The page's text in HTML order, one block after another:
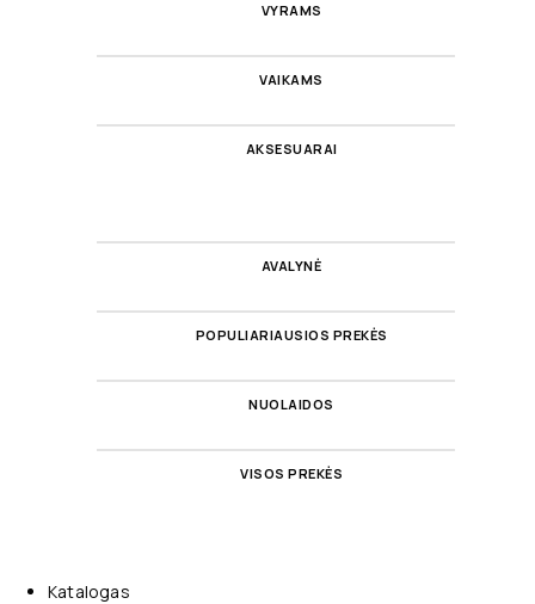
VYRAMS
VAIKAMS
AKSESUARAI
AVALYNĖ
POPULIARIAUSIOS PREKĖS
NUOLAIDOS
VISOS PREKĖS
Katalogas